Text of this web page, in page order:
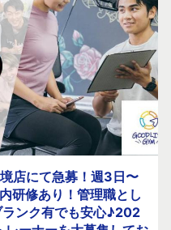
店にて急募！週3日〜
研修あり！管理職とし
ンク有でも安心♪202